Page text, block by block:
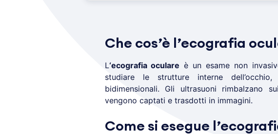
Che cos’è l’ecografia
L‘ecografia oculare è un esame non
studiare le strutture interne
bidimensionali. Gli ultrasuoni rimbalzano
vengono captati e trasdotti in immagini.
Come si esegue